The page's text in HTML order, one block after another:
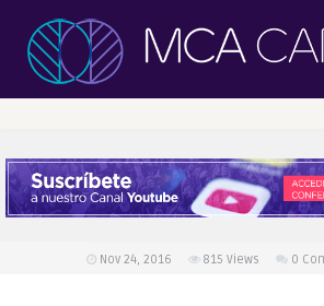
Nov 24, 2016 815 Views 0